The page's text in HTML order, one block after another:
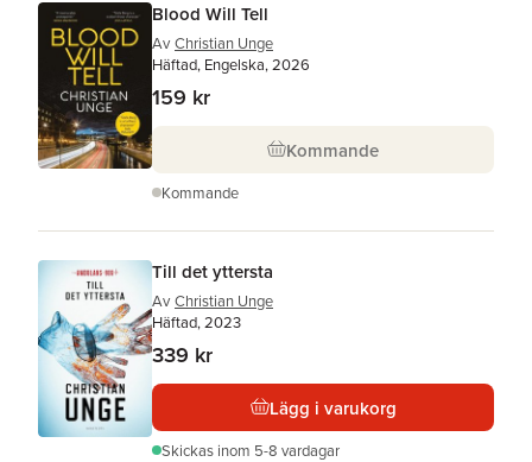
Blood Will Tell
Av Christian Unge
Häftad, Engelska, 2026
159 kr
Kommande
Kommande
Till det yttersta
Av Christian Unge
Häftad, 2023
339 kr
Lägg i varukorg
Skickas inom 5-8 vardagar